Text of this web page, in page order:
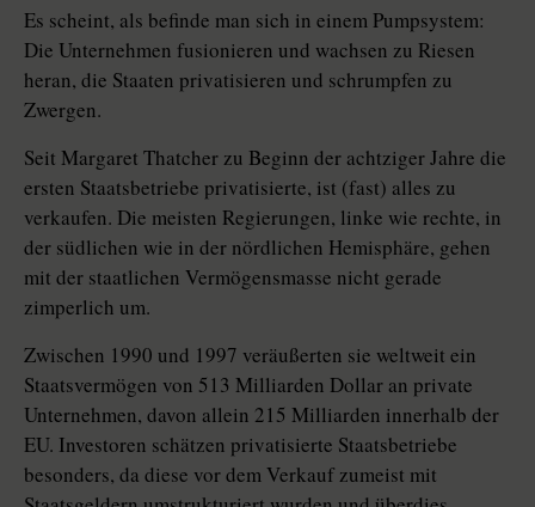
Es scheint, als befinde man sich in einem Pumpsystem:
Die Unternehmen fusionieren und wachsen zu Riesen
heran, die Staaten privatisieren und schrumpfen zu
Zwergen.
Seit Margaret Thatcher zu Beginn der achtziger Jahre die
ersten Staatsbetriebe privatisierte, ist (fast) alles zu
verkaufen. Die meisten Regierungen, linke wie rechte, in
der südlichen wie in der nördlichen Hemisphäre, gehen
mit der staatlichen Vermögensmasse nicht gerade
zimperlich um.
Zwischen 1990 und 1997 veräußerten sie weltweit ein
Staatsvermögen von 513 Milliarden Dollar an private
Unternehmen, davon allein 215 Milliarden innerhalb der
EU. Investoren schätzen privatisierte Staatsbetriebe
besonders, da diese vor dem Verkauf zumeist mit